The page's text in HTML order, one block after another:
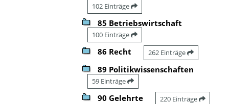
102 Einträge
85 Betriebswirtschaft
100 Einträge
86 Recht 262 Einträge
89 Politikwissenschaften
59 Einträge
90 Gelehrte 220 Einträge